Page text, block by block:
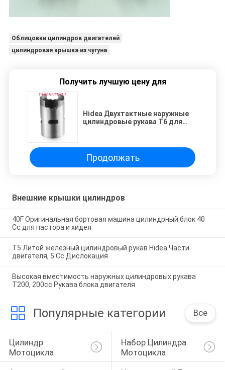
Облицовки цилиндров двигателей
цилиндровая крышка из чугуна
Получить лучшую цену для
Hidea Двухтактные наружные
цилиндровые рукава T6 для
Продолжать
Внешние крышки цилиндров
40F Оригинальная бортовая машина цилиндрный блок 40
Cc для пастора и хидея
T5 Литой железный цилиндровый рукав Hidea Части
двигателя, 5 Cc Дислокация
Высокая вместимость наружных цилиндровых рукава
T200, 200cc Рукава блока двигателя
Популярные категории Все
Цилиндр
Мотоцикла
Набор Цилиндра
Мотоцикла